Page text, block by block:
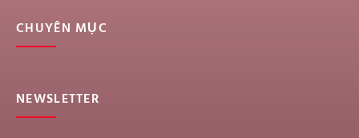
CHUYÊN MỤC
NEWSLETTER